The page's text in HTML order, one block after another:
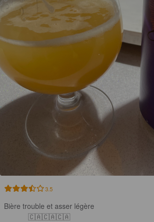
3.5
Bière trouble et asser légère
🇨🇦🇨🇦🇨🇦